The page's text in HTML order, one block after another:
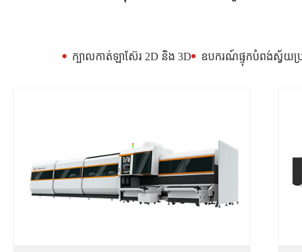
ក្បាលកាត់ឡាស៊ែរ 2D និង 3D ឧបករណ៍ផ្ទុកបំពង់ស្វ័យប្រ